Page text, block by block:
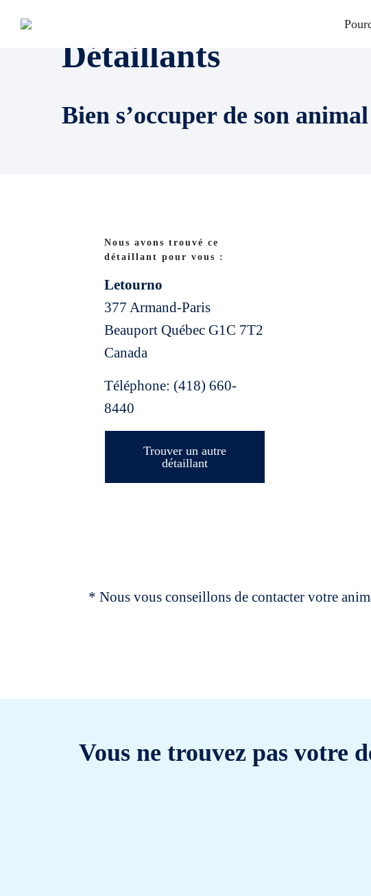
Détaillants
Bien s’occuper de son animal
Nous avons trouvé ce
détaillant pour vous :
Letourno
377 Armand-Paris
Beauport Québec G1C 7T2
Canada
Téléphone: (418) 660-
8440
Trouver un autre
détaillant
* Nous vous conseillons de contacter votre
Vous ne trouvez pas votre